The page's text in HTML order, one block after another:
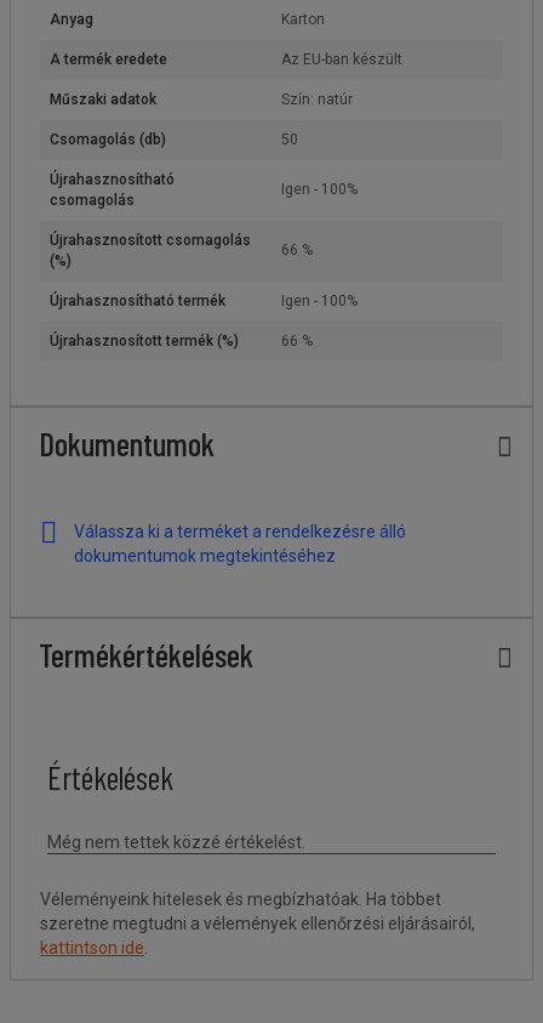
Anyag Karton
A termék eredete Az EU-ban készült
Műszaki adatok Szín: natúr
Csomagolás (db) 50
Újrahasznosítható
csomagolás
Igen - 100%
Újrahasznosított csomagolás
(%)
66 %
Újrahasznosítható termék Igen - 100%
Újrahasznosított termék (%) 66 %
Dokumentumok
Válassza ki a terméket a rendelkezésre álló
dokumentumok megtekintéséhez
Termékértékelések
Véleményeink hitelesek és megbízhatóak. Ha többet
szeretne megtudni a vélemények ellenőrzési eljárásairól,
kattintson ide